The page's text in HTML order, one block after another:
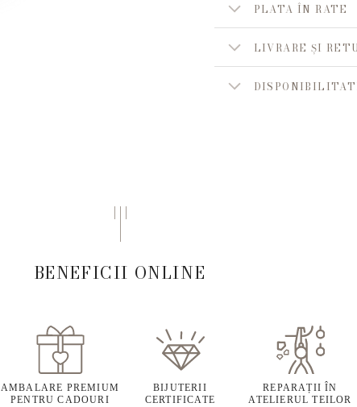
PLATA ÎN RATE
LIVRARE ȘI
BENEFICII ONLINE
AMBALARE PREMIUM
PENTRU CADOURI
BIJUTERII
CERTIFICATE
REPARAȚII ÎN
ATELIERUL TEILOR